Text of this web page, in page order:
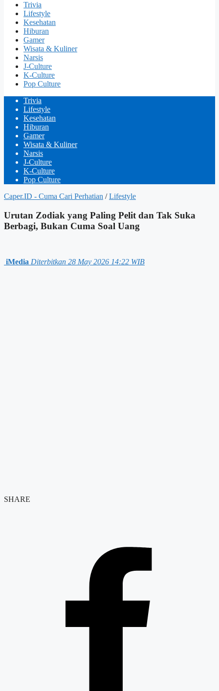
Trivia
Lifestyle
Kesehatan
Hiburan
Gamer
Wisata & Kuliner
Narsis
J-Culture
K-Culture
Pop Culture
Trivia
Lifestyle
Kesehatan
Hiburan
Gamer
Wisata & Kuliner
Narsis
J-Culture
K-Culture
Pop Culture
Caper.ID - Cuma Cari Perhatian / Lifestyle
Urutan Zodiak yang Paling Pelit dan Tak Suka
Berbagi, Bukan Cuma Soal Uang
iMedia Diterbitkan 28 May 2026 14:22 WIB
SHARE